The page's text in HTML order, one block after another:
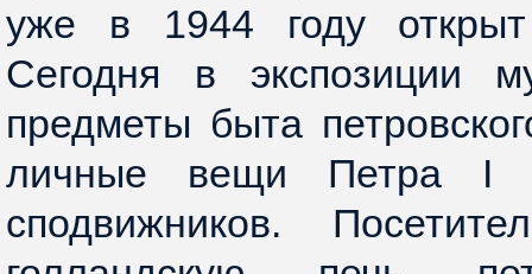
уже в 1944 году
Сегодня в экспозиции
предметы быта
личные вещи Петра I
сподвижников.